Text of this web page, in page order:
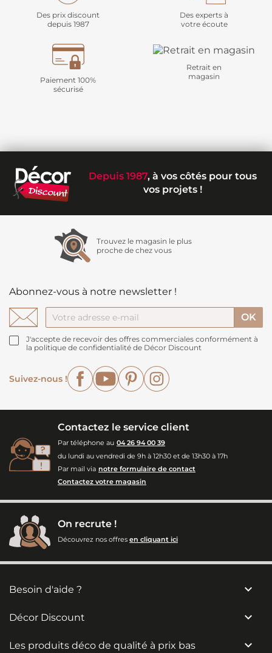
Des prix discount
depuis 1987
Des experts à
votre écoute
Paiement 100%
sécurisé
Retrait en
magasin
Depuis 1987, à vos côtés pour tous
vos projets !
Trouvez le magasin le plus
proche de chez vous
Abonnez-vous à notre newsletter !
J'accepte de recevoir des offres commerciales conformément à
la politique de confidentialité de Décor Discount
Suivez-nous !
FacebookYouTubePinterest
Contactez le service client
Par téléphone au 04 26 94 00 39
du lundi au vendredi de 9h à 12h30 et de 13h30 à 17h
Par mail via notre formulaire de contact
Contactez votre magasin
On recrute !
Découvrez nos offres en cliquant ici
Besoin d'aide ? 
Décor Discount 
Les produits déco de qualité à prix bas 